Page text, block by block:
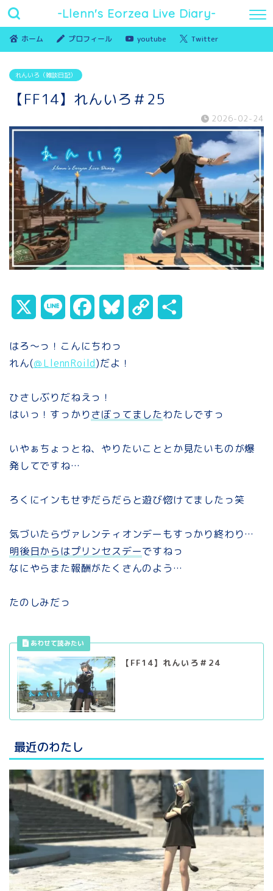
-Llenn's Eorzea Live Diary-
ホーム プロフィール youtube Twitter
れんいろ（雑談日記）
【FF14】れんいろ＃25
2026-02-24
c
b
y
n
はろ～っ！こんにちわっ
れん(＠LlennRoild)だよ！
ひさしぶりだねえっ！
はいっ！すっかりさぼってましたわたしですっ
いやぁちょっとね、やりたいこととか見たいものが爆
発してですね…
ろくにインもせずだらだらと遊び惚けてましたっ笑
気づいたらヴァレンティオンデーもすっかり終わり…
明後日からはプリンセスデーですねっ
なにやらまた報酬がたくさんのよう…
たのしみだっ
【FF14】れんいろ＃24
最近のわたし